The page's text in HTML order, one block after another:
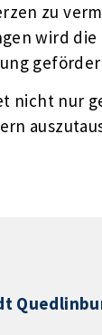
zu
wird
nicht nur